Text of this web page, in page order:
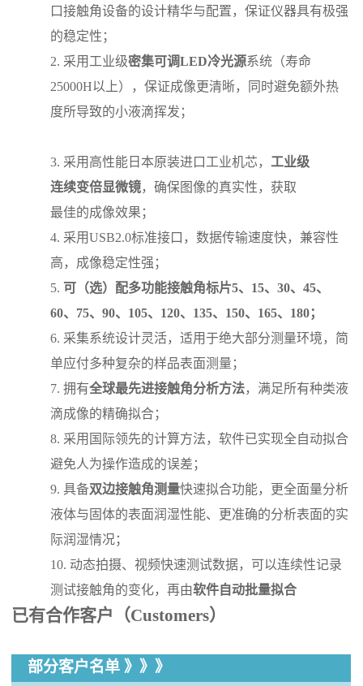
口接触角设备的设计精华与配置，保证仪器具有极强
的稳定性；
2. 采用工业级密集可调LED冷光源系统（寿命
25000H以上），保证成像更清晰，同时避免额外热
度所导致的小液滴挥发；
3. 采用高性能日本原装进口工业机芯， 工业级
连续变倍显微镜，确保图像的真实性，获取
最佳的成像效果 ；
4. 采用USB2.0标准接口，数据传输速度快，兼容性
高，成像稳定性强；
5. 可（选）配多功能接触角标片5、15、30、45、
60、75、90、105、120、135、150、165、180；
6. 采集系统设计灵活，适用于绝大部分测量环境，简
单应付多种复杂的样品表面测量；
7.拥有全球最先进接触角分析方法， 满足所有种类液
滴成像的精确拟合；
8. 采用国际领先的计算方法，软件已实现全自动拟合
避免人为操作造成的误差 ；
9.具备双边接触角测量快速拟合功能， 更全面量分析
液体与固体的表面润湿性能、更准确的分析表面的实
际润湿情况；
10. 动态拍摄、视频快速测试数据，可以连续性记录
测试接触角的变化，再由软件自动批量拟合
已有合作客户（Customers）
部分客户名单 》》》